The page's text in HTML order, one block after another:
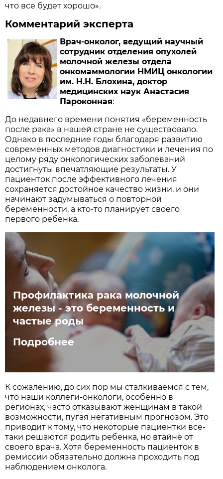
что все будет хорошо».
Комментарий эксперта
Врач-онколог, ведущий научный
сотрудник отделения опухолей
молочной железы отдела
онкомаммологии НМИЦ онкологии
им. Н.Н. Блохина, доктор
медицинских наук Анастасия
Пароконная:
До недавнего времени понятия «беременность
после рака» в нашей стране не существовало.
Однако в последние годы благодаря развитию
современных методов диагностики и лечения по
целому ряду онкологических заболеваний
достигнуты впечатляющие результаты. У
пациенток после эффективного лечения
сохраняется достойное качество жизни, и они
начинают задумываться о повторной
беременности, а кто-то планирует своего
первого ребенка.
Профилактика рака молочной
железы - это беременность и
частые роды
Подробнее
К сожалению, до сих пор мы сталкиваемся с тем,
что наши коллеги-онкологи, особенно в
регионах, часто отказывают женщинам в такой
возможности, пугая негативным прогнозом. Это
приводит к тому, что некоторые пациентки все-
таки решаются родить ребенка, но втайне от
своего врача. Хотя беременность пациенток в
ремиссии обязательно должна проходить под
наблюдением онколога.